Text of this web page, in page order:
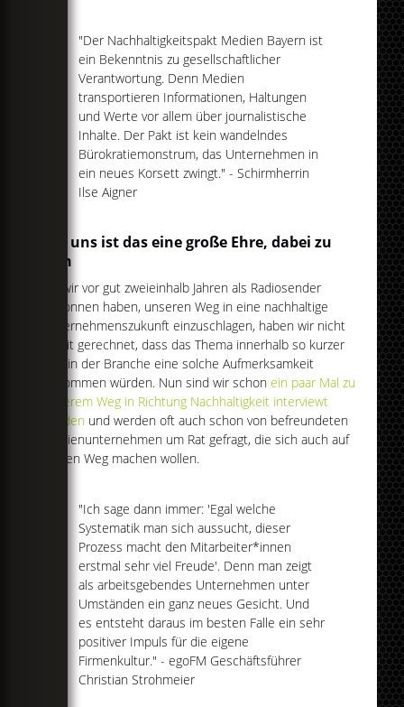
"Der Nachhaltigkeitspakt Medien Bayern ist
ein Bekenntnis zu gesellschaftlicher
Verantwortung. Denn Medien
transportieren Informationen, Haltungen
und Werte vor allem über journalistische
Inhalte. Der Pakt ist kein wandelndes
Bürokratiemonstrum, das Unternehmen in
ein neues Korsett zwingt." - Schirmherrin
Ilse Aigner
Für uns ist das eine große Ehre, dabei zu
sein
Als wir vor gut zweieinhalb Jahren als Radiosender
begonnen haben, unseren Weg in eine nachhaltige
Unternehmenszukunft einzuschlagen, haben wir nicht
damit gerechnet, dass das Thema innerhalb so kurzer
Zeit in der Branche eine solche Aufmerksamkeit
bekommen würden. Nun sind wir schonein paar Mal zu
unserem Weg in Richtung Nachhaltigkeit interviewt
worden und werden oft auch schon von befreundeten
Medienunternehmen um Rat gefragt, die sich auch auf
diesen Weg machen wollen.
"Ich sage dann immer: 'Egal welche
Systematik man sich aussucht, dieser
Prozess macht den Mitarbeiter*innen
erstmal sehr viel Freude'. Denn man zeigt
als arbeitsgebendes Unternehmen unter
Umständen ein ganz neues Gesicht. Und
es entsteht daraus im besten Falle ein sehr
positiver Impuls für die eigene
Firmenkultur." - egoFM Geschäftsführer
Christian Strohmeier